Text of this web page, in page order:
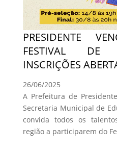
PRESIDENTE
FESTIVAL DE
INSCRIÇÕES
26/06/2025
A Prefeitura de
Secretaria Municipal de
convida todos os
região a participarem do